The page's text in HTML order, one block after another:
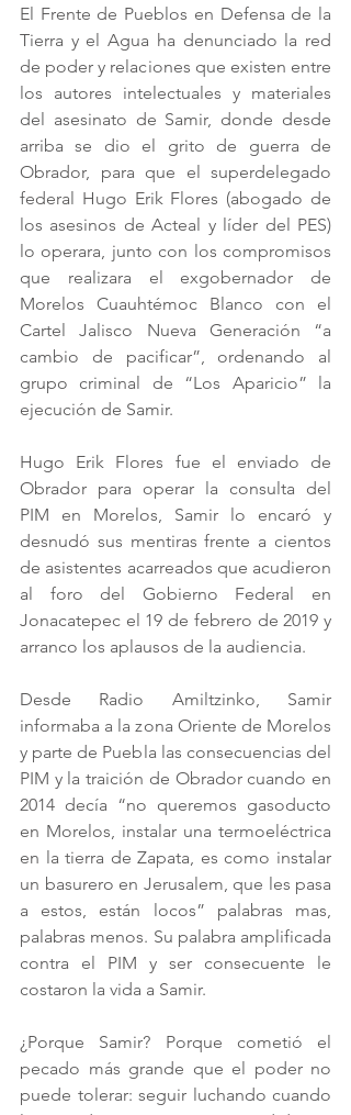
El Frente de Pueblos en Defensa de la
Tierra y el Agua ha denunciado la red
de poder y relaciones que existen entre
los autores intelectuales y materiales
del asesinato de Samir, donde desde
arriba se dio el grito de guerra de
Obrador, para que el superdelegado
federal Hugo Erik Flores (abogado de
los asesinos de Acteal y líder del PES)
lo operara, junto con los compromisos
que realizara el exgobernador de
Morelos Cuauhtémoc Blanco con el
Cartel Jalisco Nueva Generación “a
cambio de pacificar”, ordenando al
grupo criminal de “Los Aparicio” la
ejecución de Samir.
Hugo Erik Flores fue el enviado de
Obrador para operar la consulta del
PIM en Morelos, Samir lo encaró y
desnudó sus mentiras frente a cientos
de asistentes acarreados que acudieron
al foro del Gobierno Federal en
Jonacatepec el 19 de febrero de 2019 y
arranco los aplausos de la audiencia.
Desde Radio Amiltzinko, Samir
informaba a la zona Oriente de Morelos
y parte de Puebla las consecuencias del
PIM y la traición de Obrador cuando en
2014 decía “no queremos gasoducto
en Morelos, instalar una termoeléctrica
en la tierra de Zapata, es como instalar
un basurero en Jerusalem, que les pasa
a estos, están locos” palabras mas,
palabras menos. Su palabra amplificada
contra el PIM y ser consecuente le
costaron la vida a Samir.
¿Porque Samir? Porque cometió el
pecado más grande que el poder no
puede tolerar: seguir luchando cuando